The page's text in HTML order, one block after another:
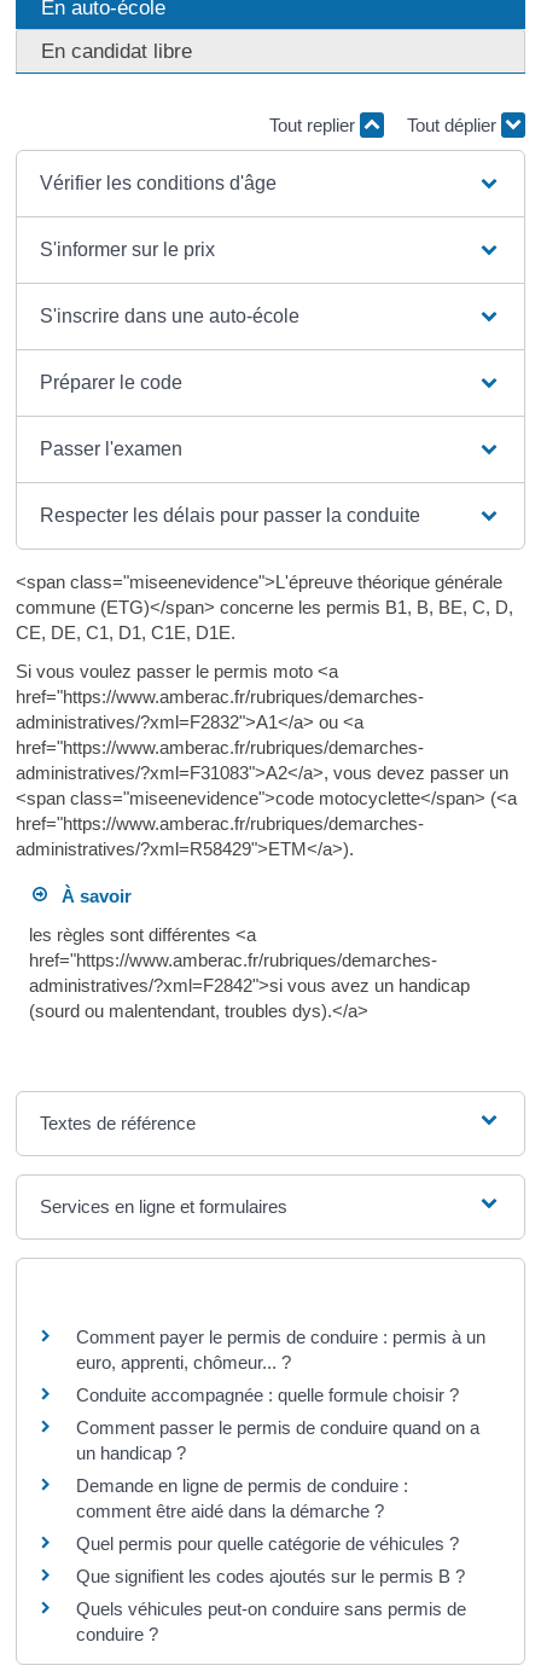
En auto-école
En candidat libre
Tout replier Tout déplier
Vérifier les conditions d'âge
S'informer sur le prix
S'inscrire dans une auto-école
Préparer le code
Passer l'examen
Respecter les délais pour passer la conduite
<span class="miseenevidence">L'épreuve théorique générale
commune (ETG)</span> concerne les permis B1, B, BE, C, D,
CE, DE, C1, D1, C1E, D1E.
Si vous voulez passer le permis moto <a
href="https://www.amberac.fr/rubriques/demarches-
administratives/?xml=F2832">A1</a> ou <a
href="https://www.amberac.fr/rubriques/demarches-
administratives/?xml=F31083">A2</a>, vous devez passer un
<span class="miseenevidence">code motocyclette</span> (<a
href="https://www.amberac.fr/rubriques/demarches-
administratives/?xml=R58429">ETM</a>).
À savoir
les règles sont différentes <a
href="https://www.amberac.fr/rubriques/demarches-
administratives/?xml=F2842">si vous avez un handicap
(sourd ou malentendant, troubles dys).</a>
Textes de référence
Services en ligne et formulaires
Comment payer le permis de conduire : permis à un
euro, apprenti, chômeur... ?
Conduite accompagnée : quelle formule choisir ?
Comment passer le permis de conduire quand on a
un handicap ?
Demande en ligne de permis de conduire :
comment être aidé dans la démarche ?
Quel permis pour quelle catégorie de véhicules ?
Que signifient les codes ajoutés sur le permis B ?
Quels véhicules peut-on conduire sans permis de
conduire ?